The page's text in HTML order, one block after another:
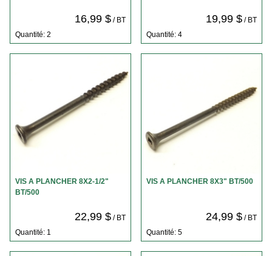
16,99 $/ BT
Quantité: 2
19,99 $/ BT
Quantité: 4
VIS A PLANCHER 8X2-1/2"
BT/500
22,99 $/ BT
Quantité: 1
VIS A PLANCHER 8X3" BT/500
24,99 $/ BT
Quantité: 5